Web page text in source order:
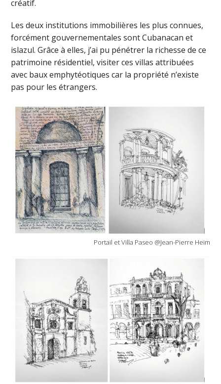
créatif.
Les deux institutions immobilières les plus connues,
forcément gouvernementales sont Cubanacan et
islazul. Grâce à elles, j’ai pu pénétrer la richesse de ce
patrimoine résidentiel, visiter ces villas attribuées
avec baux emphytéotiques car la propriété n’existe
pas pour les étrangers.
Portail et Villa Paseo @Jean-Pierre Heim